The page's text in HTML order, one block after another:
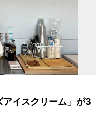
イスクリーム」が3